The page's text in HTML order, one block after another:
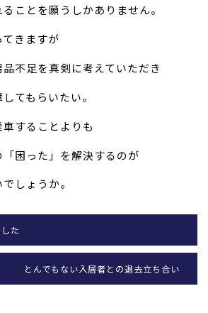
ことを願うしかありません。
きますが
不足を真剣に考えていただき
てもらいたい。
することよりも
困った」を解決するのが
しょうか。
た
とんでもない入居者との退去立ち合い